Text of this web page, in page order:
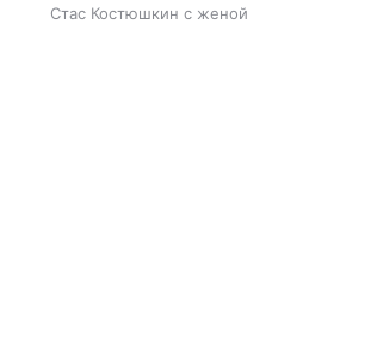
Стас Костюшкин с женой